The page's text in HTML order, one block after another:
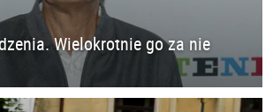
Wielokrotnie go za nie